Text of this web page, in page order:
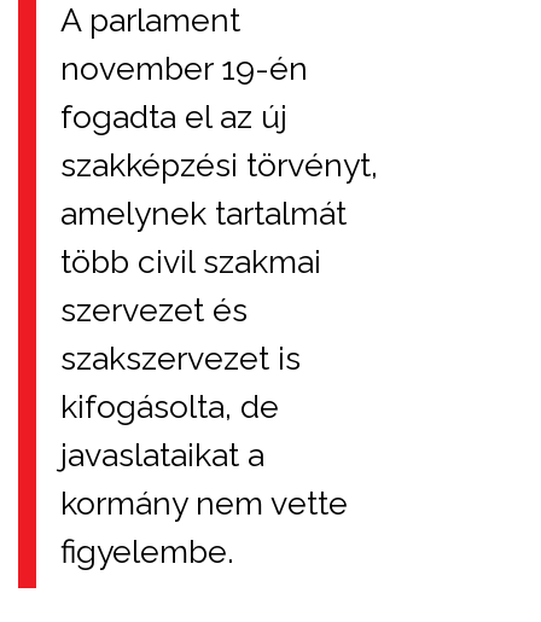
A parlament
november 19-én
fogadta el az új
szakképzési törvényt,
amelynek tartalmát
több civil szakmai
szervezet és
szakszervezet is
kifogásolta, de
javaslataikat a
kormány nem vette
figyelembe.